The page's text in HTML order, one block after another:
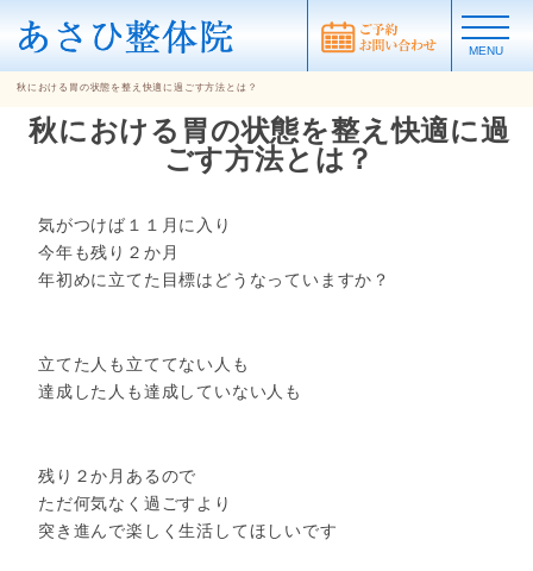
MENU
秋における胃の状態を整え快適に過ごす方法とは？
秋における胃の状態を整え快適に過
ごす方法とは？
気がつけば１１月に入り
今年も残り２か月
年初めに立てた目標はどうなっていますか？
立てた人も立ててない人も
達成した人も達成していない人も
残り２か月あるので
ただ何気なく過ごすより
突き進んで楽しく生活してほしいです